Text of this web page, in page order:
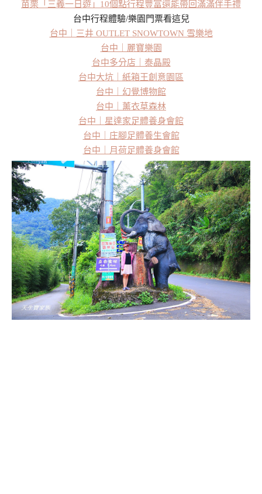
苗栗「三義一日遊」10個點行程豐富還能帶回滿滿伴手禮
台中行程體驗/樂園門票看這兒
台中｜三井 OUTLET SNOWTOWN 雪樂地
台中｜麗寶樂園
台中多分店｜泰晶殿
台中大坑｜紙箱王創意園區
台中｜幻覺博物館
台中｜薰衣草森林
台中｜星達家足體養身會館
台中｜庄腳足體養生會館
台中｜月荷足體養身會館